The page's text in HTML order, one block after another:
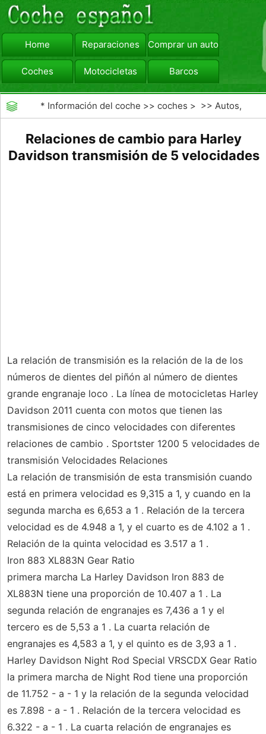
Home Reparaciones Comprar un automóvil
Coches Motocicletas Barcos
viajar Camiones
* Información del coche >>coches > >>Autos,
Relaciones de cambio para Harley
Davidson transmisión de 5 velocidades
La relación de transmisión es la relación de la de los
números de dientes del piñón al número de dientes
grande engranaje loco . La línea de motocicletas Harley
Davidson 2011 cuenta con motos que tienen las
transmisiones de cinco velocidades con diferentes
relaciones de cambio . Sportster 1200 5 velocidades de
transmisión Velocidades Relaciones
La relación de transmisión de esta transmisión cuando
está en primera velocidad es 9,315 a 1, y cuando en la
segunda marcha es 6,653 a 1 . Relación de la tercera
velocidad es de 4.948 a 1, y el cuarto es de 4.102 a 1 .
Relación de la quinta velocidad es 3.517 a 1 .
Iron 883 XL883N Gear Ratio
primera marcha La Harley Davidson Iron 883 de
XL883N tiene una proporción de 10.407 a 1 . La
segunda relación de engranajes es 7,436 a 1 y el
tercero es de 5,53 a 1 . La cuarta relación de
engranajes es 4,583 a 1, y el quinto es de 3,93 a 1 .
Harley Davidson Night Rod Special VRSCDX Gear Ratio
la primera marcha de Night Rod tiene una proporción
de 11.752 - a - 1 y la relación de la segunda velocidad
es 7.898 - a - 1 . Relación de la tercera velocidad es
6.322 - a - 1 . La cuarta relación de engranajes es